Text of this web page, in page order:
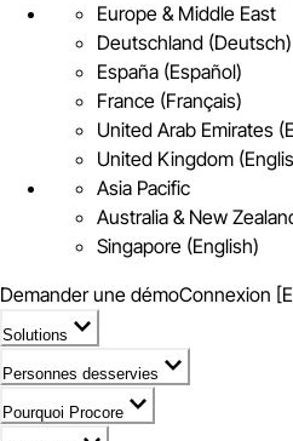
Europe & Middle East
Deutschland (Deutsch)
España (Español)
France (Français)
United Arab Emirates
United Kingdom
Asia Pacific
Australia & New
Singapore (English)
Demander une démoConnexion
Solutions
Personnes desservies
Pourquoi Procore